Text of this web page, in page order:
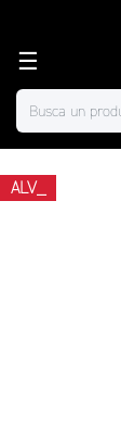
☰
ALV_